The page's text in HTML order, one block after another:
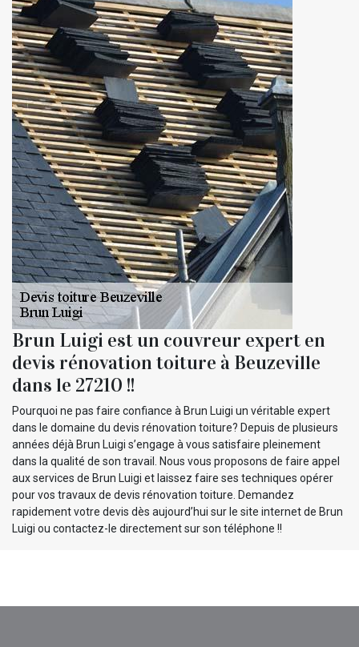
Brun Luigi est un couvreur expert en
devis rénovation toiture à Beuzeville
dans le 27210 !!
Pourquoi ne pas faire confiance à Brun Luigi un véritable expert
dans le domaine du devis rénovation toiture? Depuis de plusieurs
années déjà Brun Luigi s’engage à vous satisfaire pleinement
dans la qualité de son travail. Nous vous proposons de faire appel
aux services de Brun Luigi et laissez faire ses techniques opérer
pour vos travaux de devis rénovation toiture. Demandez
rapidement votre devis dès aujourd’hui sur le site internet de Brun
Luigi ou contactez-le directement sur son téléphone !!